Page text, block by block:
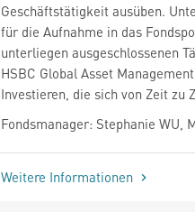
Geschäftstätigkeit ausüben.
für die Aufnahme in das
unterliegen ausgeschlossenen
HSBC Global Asset
Investieren, die sich von Zeit zu
Fondsmanager: Stephanie WU,
Weitere Informationen